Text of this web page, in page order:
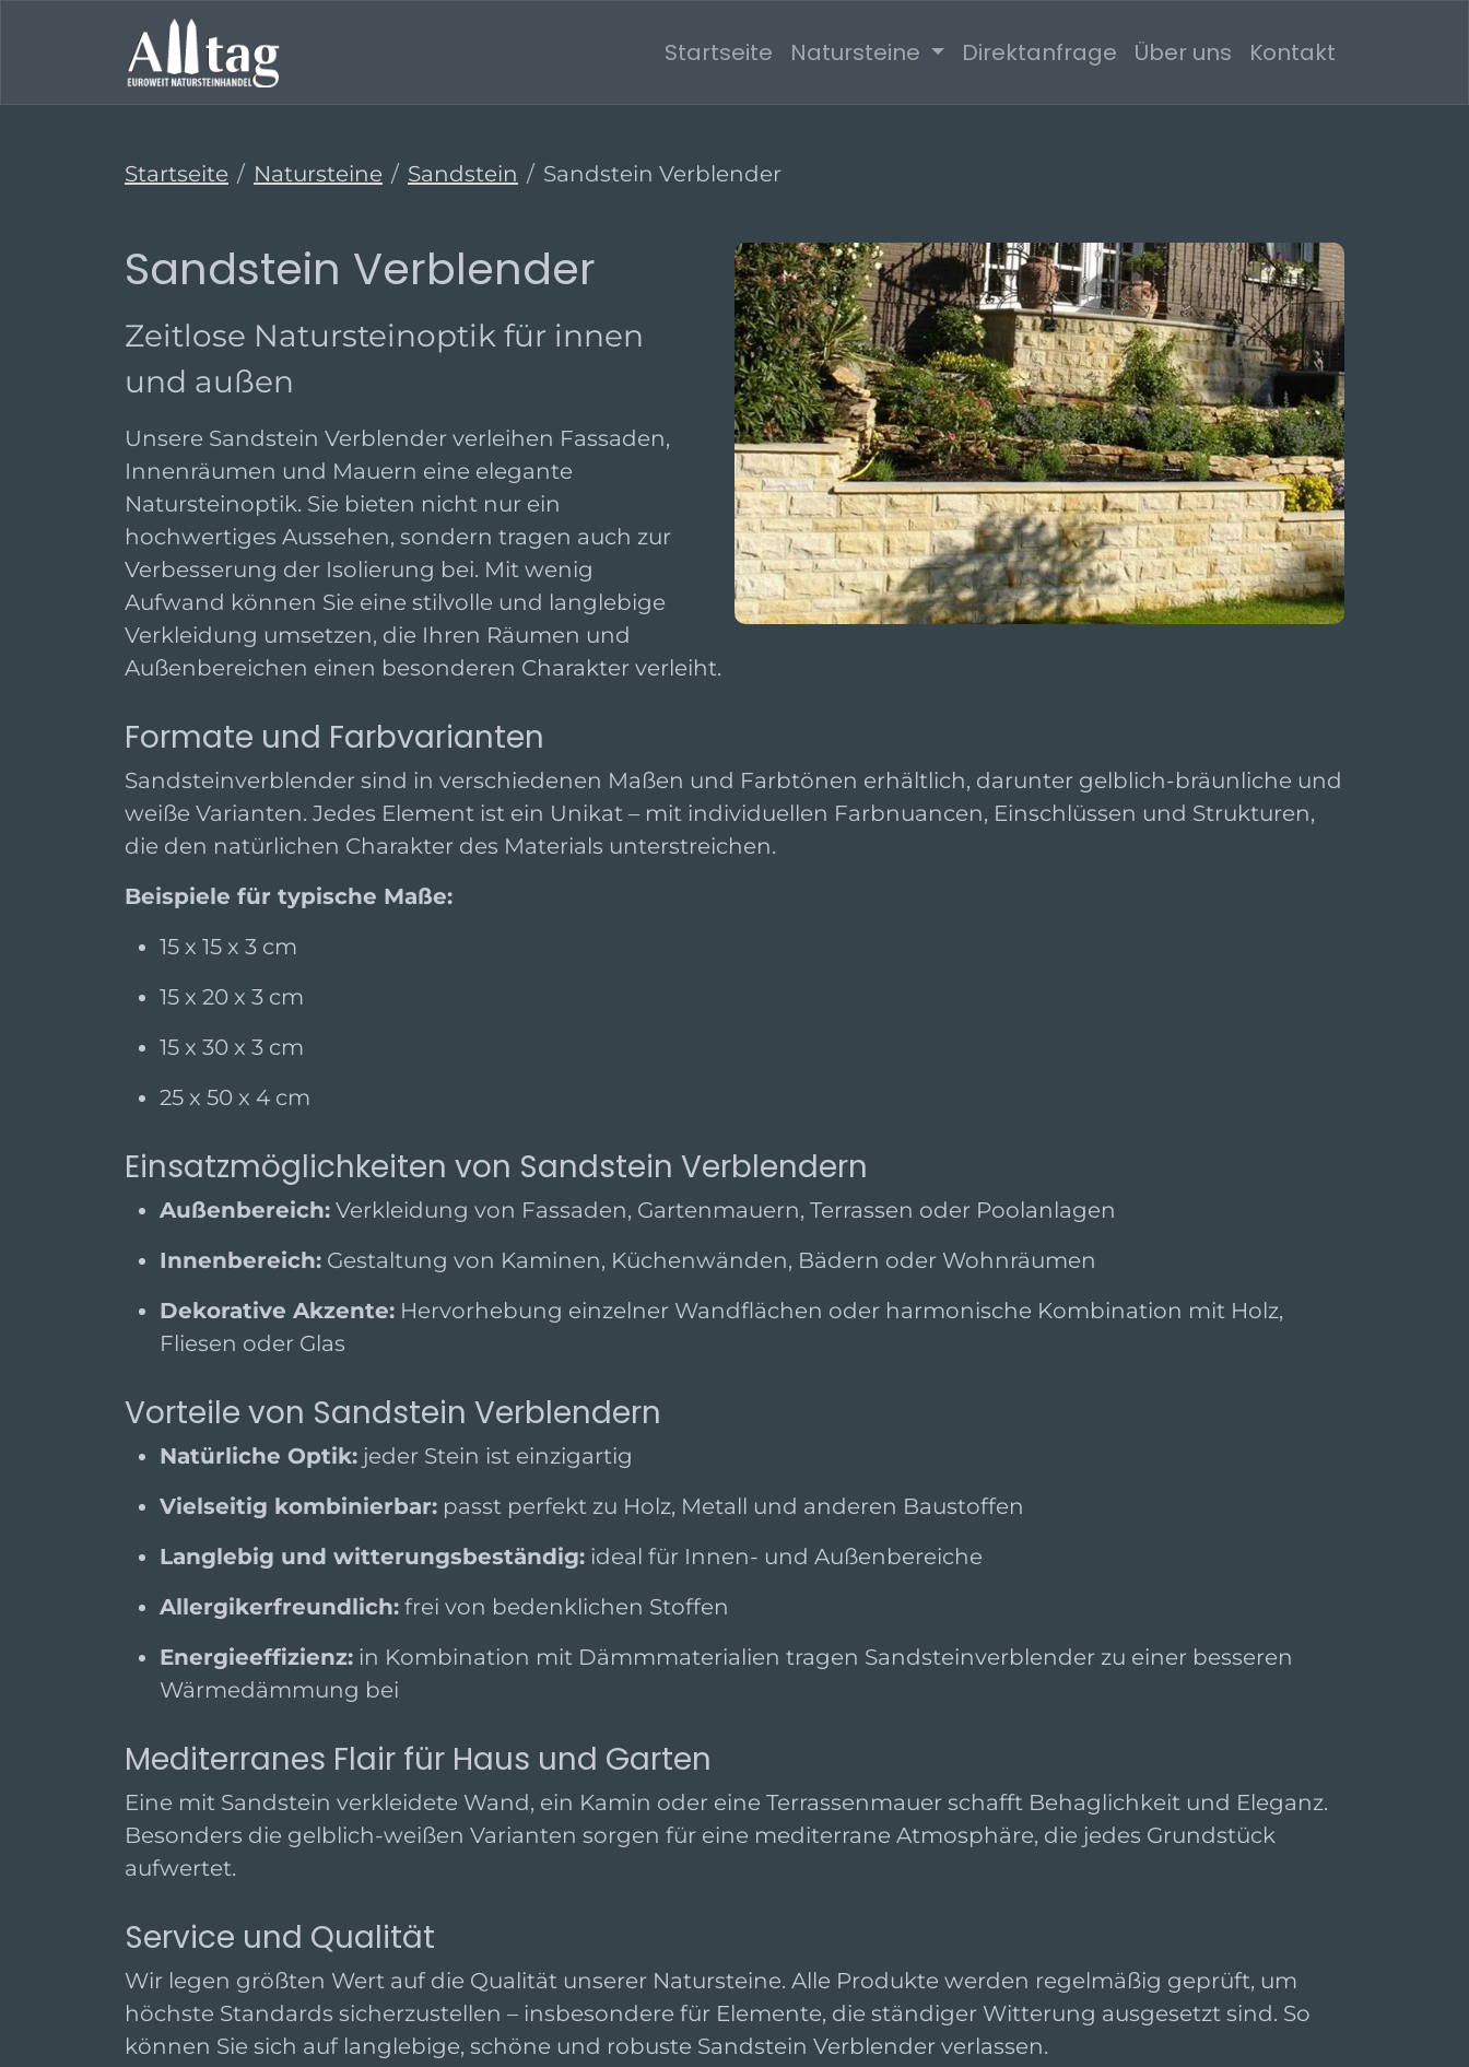
Startseite Natursteine Direktanfrage Über uns Kontakt
Startseite Natursteine Sandstein Sandstein Verblender
Sandstein Verblender
Zeitlose Natursteinoptik für innen
und außen
Unsere Sandstein Verblender verleihen Fassaden,
Innenräumen und Mauern eine elegante
Natursteinoptik. Sie bieten nicht nur ein
hochwertiges Aussehen, sondern tragen auch zur
Verbesserung der Isolierung bei. Mit wenig
Aufwand können Sie eine stilvolle und langlebige
Verkleidung umsetzen, die Ihren Räumen und
Außenbereichen einen besonderen Charakter verleiht.
Formate und Farbvarianten
Sandsteinverblender sind in verschiedenen Maßen und Farbtönen erhältlich, darunter gelblich-bräunliche und
weiße Varianten. Jedes Element ist ein Unikat – mit individuellen Farbnuancen, Einschlüssen und Strukturen,
die den natürlichen Charakter des Materials unterstreichen.
Beispiele für typische Maße:
15 x 15 x 3 cm
15 x 20 x 3 cm
15 x 30 x 3 cm
25 x 50 x 4 cm
Einsatzmöglichkeiten von Sandstein Verblendern
Außenbereich: Verkleidung von Fassaden, Gartenmauern, Terrassen oder Poolanlagen
Innenbereich: Gestaltung von Kaminen, Küchenwänden, Bädern oder Wohnräumen
Dekorative Akzente: Hervorhebung einzelner Wandflächen oder harmonische Kombination mit Holz,
Fliesen oder Glas
Vorteile von Sandstein Verblendern
Natürliche Optik: jeder Stein ist einzigartig
Vielseitig kombinierbar: passt perfekt zu Holz, Metall und anderen Baustoffen
Langlebig und witterungsbeständig: ideal für Innen- und Außenbereiche
Allergikerfreundlich: frei von bedenklichen Stoffen
Energieeffizienz: in Kombination mit Dämmmaterialien tragen Sandsteinverblender zu einer besseren
Wärmedämmung bei
Mediterranes Flair für Haus und Garten
Eine mit Sandstein verkleidete Wand, ein Kamin oder eine Terrassenmauer schafft Behaglichkeit und Eleganz.
Besonders die gelblich-weißen Varianten sorgen für eine mediterrane Atmosphäre, die jedes Grundstück
aufwertet.
Service und Qualität
Wir legen größten Wert auf die Qualität unserer Natursteine. Alle Produkte werden regelmäßig geprüft, um
höchste Standards sicherzustellen – insbesondere für Elemente, die ständiger Witterung ausgesetzt sind. So
können Sie sich auf langlebige, schöne und robuste Sandstein Verblender verlassen.